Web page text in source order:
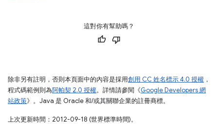
這對你有幫助嗎？
除非另有註明，否則本頁面中的內容是採用創用 CC 姓名標示 4.0 授權 ，
程式碼範例則為阿帕契 2.0 授權。詳情請參閱《Google Developers 網
站政策》。Java 是 Oracle 和/或其關聯企業的註冊商標。
上次更新時間：2012-09-18 (世界標準時間)。